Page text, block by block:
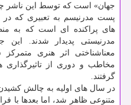
جهان» است که توسط این ناشر
پست مدرنیسم به تعبیری که در
های پراکنده ای است که به
مدرنیستی پدیدار شدند.
معناشناختی اثر هنری
مخاطب و دوری از
گرفتند.
در سال های اولیه به چالش کشیدن
متنوعی ظاهر شد، اما بعدها با